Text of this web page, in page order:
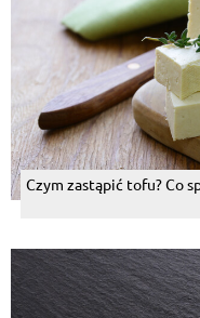
Czym zastąpić tofu? Co